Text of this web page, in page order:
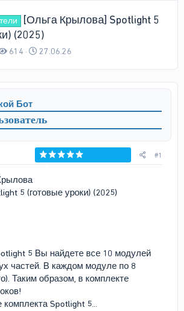
[Ольга Крылова] Spotlight 5
(2025)
614
Д
а
ч
а
л
а
27.06.26
Бот
Голосов: 0
#1
5 (готовые уроки) (2025)
5 Вы найдете все 10 модулей
частей. В каждом модуле по 8
Таким образом, в комплекте
Spotlight 5...